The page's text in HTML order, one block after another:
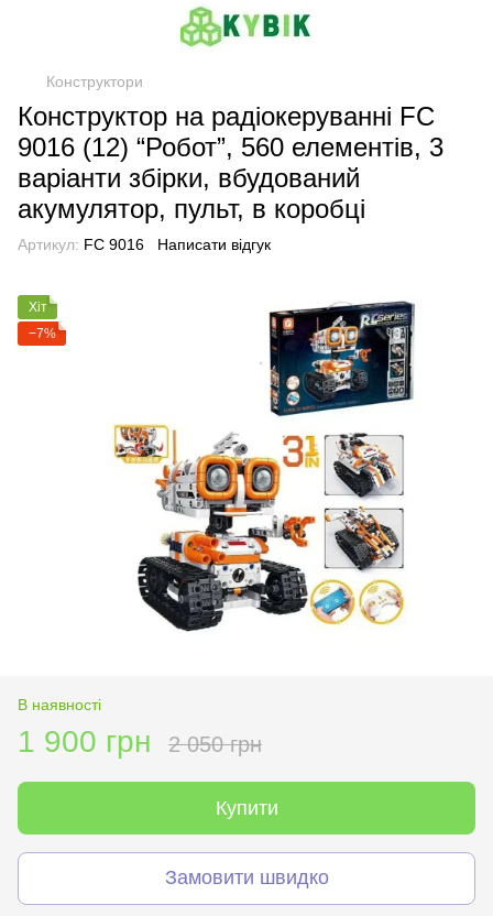
Конструктори
Конструктор на радіокеруванні FC
9016 (12) “Робот”, 560 елементів, 3
варіанти збірки, вбудований
акумулятор, пульт, в коробці
Артикул: FC 9016 Написати відгук
Хіт
−7%
В наявності
1 900 грн 2 050 грн
Купити
Замовити швидко